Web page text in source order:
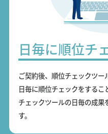
日毎に順位チ
ご契約後、順位チェックツー
日毎に順位チェックをするこ
チェックツールの日毎の成
す。